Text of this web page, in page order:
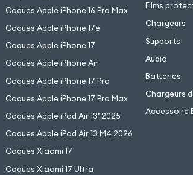
Coques Apple iPhone 16 Pro Max
Coques Apple iPhone 17e
Coques Apple iPhone 17
Coques Apple iPhone Air
Coques Apple iPhone 17 Pro
Coques Apple iPhone 17 Pro Max
Coques Apple iPad Air 13’ 2025
Coques Apple iPad Air 13 M4 2026
Coques Xiaomi 17
Coques Xiaomi 17 Ultra
Films
Chargeurs
Supports
Audio
Batteries
Chargeurs
Accessoire